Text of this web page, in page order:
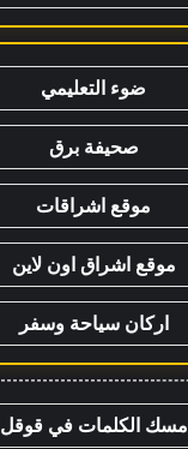
ضوء التعليمي
صحيفة برق
موقع اشراقات
موقع اشراق اون لاين
اركان سياحة وسفر
مسك الكلمات في قوقل